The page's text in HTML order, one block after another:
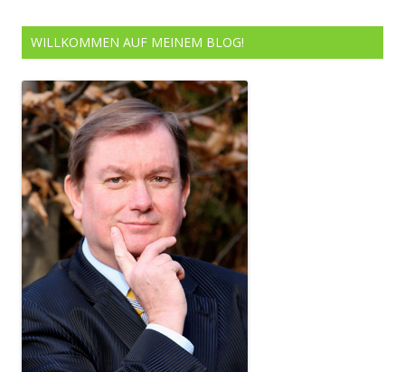
WILLKOMMEN AUF MEINEM BLOG!